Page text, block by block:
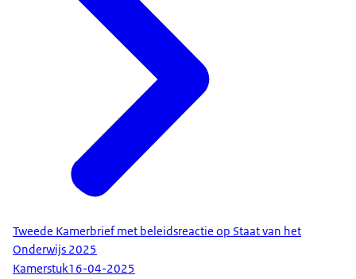
Tweede Kamerbrief met beleidsreactie op Staat van het
Onderwijs 2025
Kamerstuk16-04-2025